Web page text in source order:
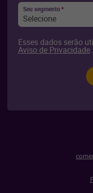
Seu segmento*
Selecione
Esses dados serão
Aviso de Privacidade.